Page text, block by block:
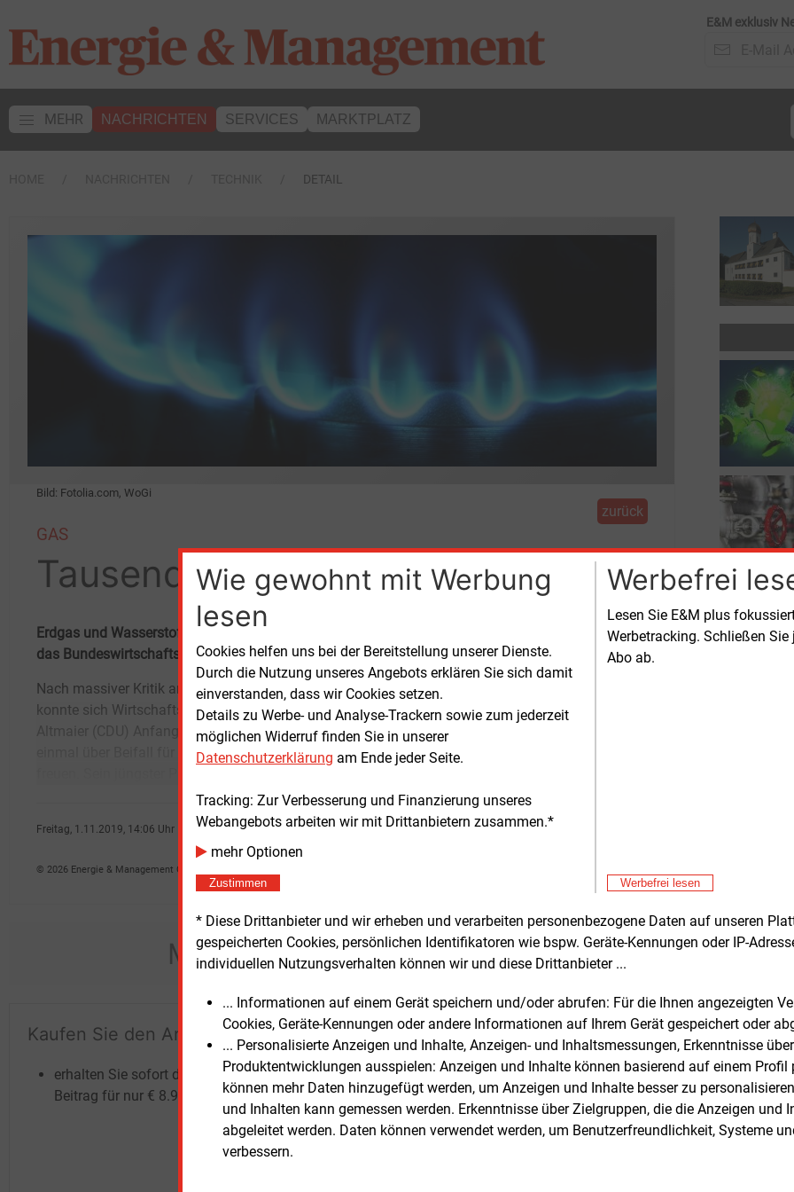
E&M exklusiv
MEHR NACHRICHTEN SERVICES MARKTPLATZ
DETAIL
Wie gewohnt mit Werbung
lesen
Cookies helfen uns bei der Bereitstellung unserer Dienste.
Durch die Nutzung unseres Angebots erklären Sie sich damit
einverstanden, dass wir Cookies setzen.
Details zu Werbe- und Analyse-Trackern sowie zum jederzeit
möglichen Widerruf finden Sie in unserer
Datenschutzerklärung am Ende jeder Seite.
Tracking: Zur Verbesserung und Finanzierung unseres
Webangebots arbeiten wir mit Drittanbietern zusammen.*
mehr Optionen
Zustimmen
Werbefrei
Lesen Sie E&M plus
Werbetracking. Schließen
Abo ab.
Werbefrei lesen
* Diese Drittanbieter und wir erheben und verarbeiten personenbezogene Daten auf unseren
gespeicherten Cookies, persönlichen Identifikatoren wie bspw. Geräte-Kennungen oder IP-
individuellen Nutzungsverhalten können wir und diese Drittanbieter ...
... Informationen auf einem Gerät speichern und/oder abrufen: Für die Ihnen angezeigten
Cookies, Geräte-Kennungen oder andere Informationen auf Ihrem Gerät gespeichert oder
... Personalisierte Anzeigen und Inhalte, Anzeigen- und Inhaltsmessungen, Erkenntnisse
Produktentwicklungen ausspielen: Anzeigen und Inhalte können basierend auf einem Profil
können mehr Daten hinzugefügt werden, um Anzeigen und Inhalte besser zu
und Inhalten kann gemessen werden. Erkenntnisse über Zielgruppen, die die Anzeigen und
abgeleitet werden. Daten können verwendet werden, um Benutzerfreundlichkeit, Systeme
verbessern.
Bild: Fotolia.com, WoGi
zurück
GAS
Tausendsassa Gas
Erdgas und Wasserstoff stärker bei der Energiewende und im Klimaschutz in Position bringen will
das Bundeswirtschaftsministerium.
Nach massiver Kritik am Klimaschutzpaket
konnte sich Wirtschaftsminister Peter
Altmaier (CDU) Anfang Oktober endlich wieder
einmal über Beifall für einen Vorschlag
Energieträger künftig als dritte Säule der
Energiewende neben erneuerbarem Strom und
Energieeffizienz einzubeziehen, kam bei der
Energiebranche gut an.„Gas ist sexy“, warb
Freitag, 1.11.2019, 14:06 Uhr
© 2026 Energie & Management GmbH
Möchten Sie diese und weitere Nachrichten
Kaufen Sie den Artikel
erhalten Sie sofort diesen redaktionellen
Beitrag für nur € 8.93
Testen SieE&M
kostenlos
und unverbindlich
Zwei Wochen kostenfreier Zugang
Zugang auf stündlich aktualisierte
Nachrichten mit Prognose- und
Login